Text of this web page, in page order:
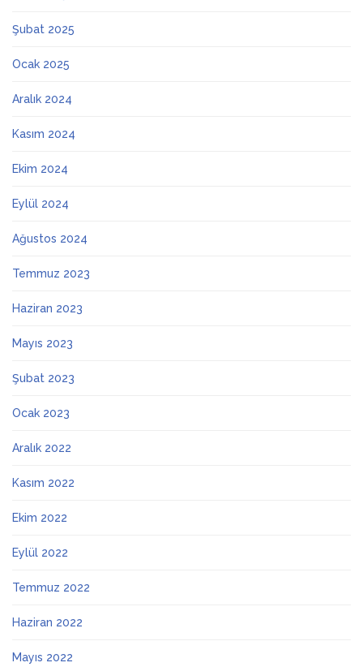
Şubat 2025
Ocak 2025
Aralık 2024
Kasım 2024
Ekim 2024
Eylül 2024
Ağustos 2024
Temmuz 2023
Haziran 2023
Mayıs 2023
Şubat 2023
Ocak 2023
Aralık 2022
Kasım 2022
Ekim 2022
Eylül 2022
Temmuz 2022
Haziran 2022
Mayıs 2022